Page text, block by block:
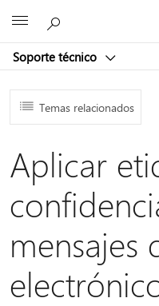
Soporte técnico
Temas relacionados
Aplicar
mensajes